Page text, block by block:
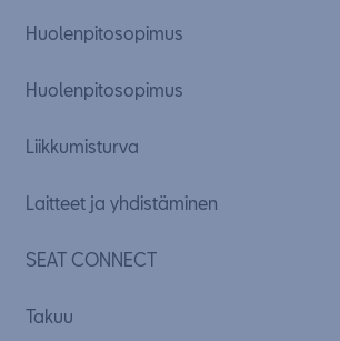
Huolenpitosopimus
Huolenpitosopimus
Liikkumisturva
Laitteet ja yhdistäminen
SEAT CONNECT
Takuu